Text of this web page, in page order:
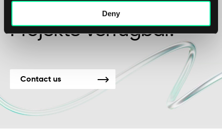
Deny
Wir sind für neue
Projekte verfügbar.
Contact us